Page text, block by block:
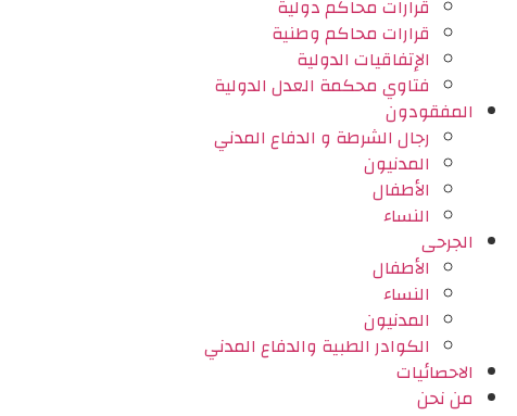
قرارات محاكم دولية
قرارات محاكم وطنية
الإتفاقيات الدولية
فتاوي محكمة العدل الدولية
المفقودون
رجال الشرطة و الدفاع المدني
المدنيون
الأطفال
النساء
الجرحى
الأطفال
النساء
المدنيون
الكوادر الطبية والدفاع المدني
الاحصائيات
من نحن